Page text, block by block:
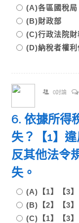
(A)各區國稅
(B)財政部
(C)行政法院
(D)納稅者權利
0討論
6. 依據所得
失？【1】
反其他法令
失。
(A)【1】【3
(B)【2】【3
(C)【1】【3